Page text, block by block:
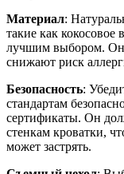
Материал:
такие как кокосовое
лучшим выбором.
снижают риск
Безопасность:
стандартам
сертификаты. Он
стенкам кроватки,
может застрять.